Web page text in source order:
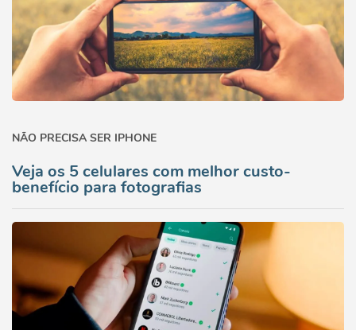
NÃO PRECISA SER IPHONE
Veja os 5 celulares com melhor custo-
benefício para fotografias